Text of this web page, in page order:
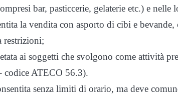
bar, pasticcerie, gelaterie etc.) e nelle
la vendita con asporto di cibi e bevande,
restrizioni;
ai soggetti che svolgono come attività
codice ATECO 56.3).
senza limiti di orario, ma deve